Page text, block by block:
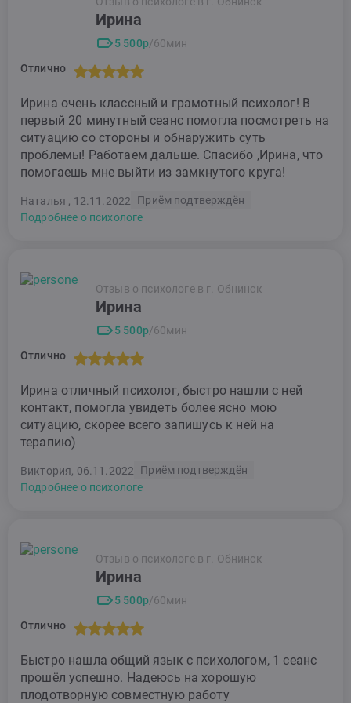
Ирина
5 500р/60мин
Отлично
Ирина очень классный и грамотный психолог! В
первый 20 минутный сеанс помогла посмотреть на
ситуацию со стороны и обнаружить суть
проблемы! Работаем дальше. Спасибо ,Ирина, что
помогаешь мне выйти из замкнутого круга!
Наталья , 12.11.2022
Приём подтверждён
Подробнее о психологе
Отзыв о психологе в г. Обнинск
Ирина
5 500р/60мин
Отлично
Ирина отличный психолог, быстро нашли с ней
контакт, помогла увидеть более ясно мою
ситуацию, скорее всего запишусь к ней на
терапию)
Виктория, 06.11.2022
Приём подтверждён
Подробнее о психологе
Отзыв о психологе в г. Обнинск
Ирина
5 500р/60мин
Отлично
Быстро нашла общий язык с психологом, 1 сеанс
прошёл успешно. Надеюсь на хорошую
плодотворную совместную работу